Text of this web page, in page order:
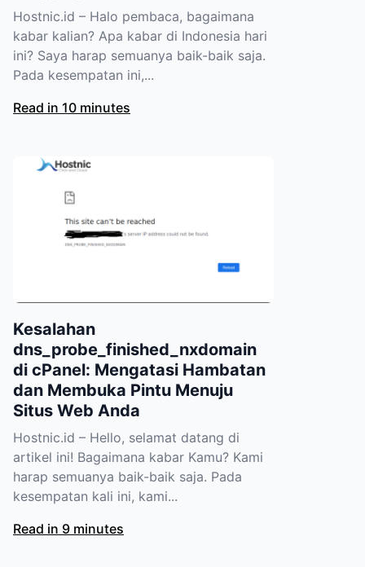
Hostnic.id – Halo pembaca, bagaimana
kabar kalian? Apa kabar di Indonesia hari
ini? Saya harap semuanya baik-baik saja.
Pada kesempatan ini,...
Read in 10 minutes
Kesalahan
dns_probe_finished_nxdomain
di cPanel: Mengatasi Hambatan
dan Membuka Pintu Menuju
Situs Web Anda
Hostnic.id – Hello, selamat datang di
artikel ini! Bagaimana kabar Kamu? Kami
harap semuanya baik-baik saja. Pada
kesempatan kali ini, kami...
Read in 9 minutes